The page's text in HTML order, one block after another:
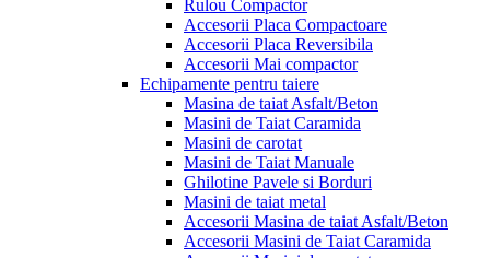
Rulou Compactor
Accesorii Placa Compactoare
Accesorii Placa Reversibila
Accesorii Mai compactor
Echipamente pentru taiere
Masina de taiat Asfalt/Beton
Masini de Taiat Caramida
Masini de carotat
Masini de Taiat Manuale
Ghilotine Pavele si Borduri
Masini de taiat metal
Accesorii Masina de taiat Asfalt/Beton
Accesorii Masini de Taiat Caramida